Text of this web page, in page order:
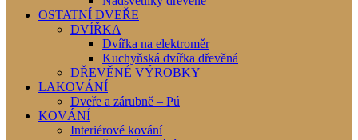
OSTATNÍ DVEŘE
DVÍŘKA
Dvířka na elektroměr
Kuchyňská dvířka dřevěná
DŘEVĚNÉ VÝROBKY
LAKOVÁNÍ
Dveře a zárubně – Pú
KOVÁNÍ
Interiérové kování